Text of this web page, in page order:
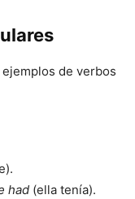
de verbos
had (ella tenía).